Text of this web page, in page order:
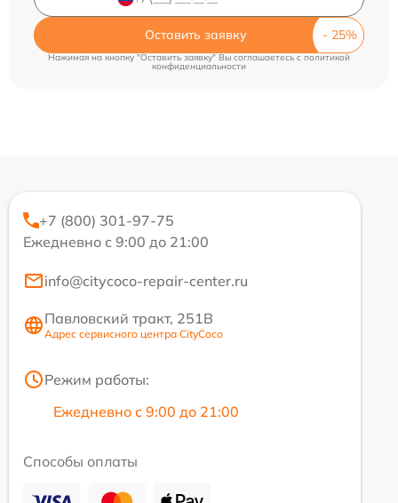
Оставить заявку
Нажимая на кнопку "Оставить заявку" Вы соглашаетесь cполитикой
конфиденциальности
+7 (800) 301-97-75
Ежедневно с 9:00 до 21:00
info@citycoco-repair-center.ru
Павловский тракт, 251В
Адрес сервисного центра CityCoco
Режим работы:
Ежедневно с 9:00 до 21:00
Способы оплаты